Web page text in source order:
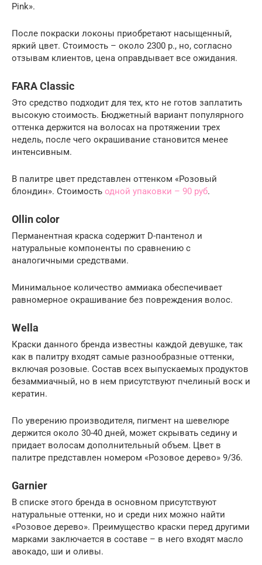
Pink».
После покраски локоны приобретают насыщенный,
яркий цвет. Стоимость – около 2300 р., но, согласно
отзывам клиентов, цена оправдывает все ожидания.
FARA Classic
Это средство подходит для тех, кто не готов заплатить
высокую стоимость. Бюджетный вариант популярного
оттенка держится на волосах на протяжении трех
недель, после чего окрашивание становится менее
интенсивным.
В палитре цвет представлен оттенком «Розовый
блондин». Стоимость одной упаковки – 90 руб.
Ollin color
Перманентная краска содержит D-пантенол и
натуральные компоненты по сравнению с
аналогичными средствами.
Минимальное количество аммиака обеспечивает
равномерное окрашивание без повреждения волос.
Wella
Краски данного бренда известны каждой девушке, так
как в палитру входят самые разнообразные оттенки,
включая розовые. Состав всех выпускаемых продуктов
безаммиачный, но в нем присутствуют пчелиный воск и
кератин.
По уверению производителя, пигмент на шевелюре
держится около 30-40 дней, может скрывать седину и
придает волосам дополнительный объем. Цвет в
палитре представлен номером «Розовое дерево» 9/36.
Garnier
В списке этого бренда в основном присутствуют
натуральные оттенки, но и среди них можно найти
«Розовое дерево». Преимущество краски перед другими
марками заключается в составе – в него входят масло
авокадо, ши и оливы.